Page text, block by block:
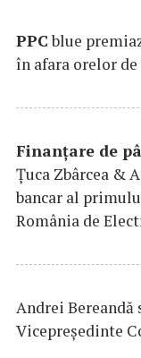
PPCblue
în afara orelor
Finanțare de
Țuca Zbârcea &
bancar al
România de
Andrei Bereandă
Vicepreședinte